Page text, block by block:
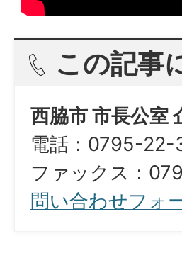
この記事
西脇市 市長公室
電話：0795-22-
ファックス：
問い合わせフォ